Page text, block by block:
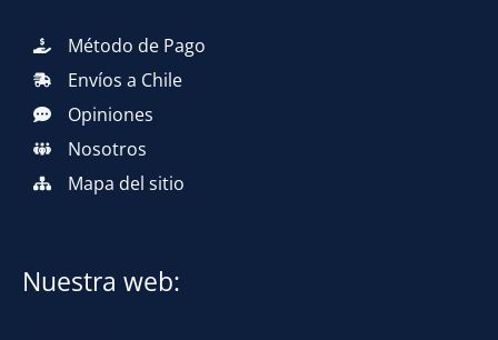
Método de Pago
Envíos a Chile
Opiniones
Nosotros
Mapa del sitio
Nuestra web: